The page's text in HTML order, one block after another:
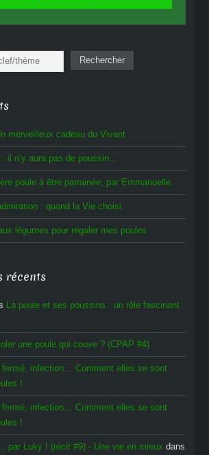
Rechercher
merveilleux cadeau du Vivant
il n’y aura pas de poussin…
poule à être parrainée, par Emmanuelle.
: quand la Vie choisi.
légumes pour régaler mes poules
récents
La poule et ses poussins : un rôle fascinant
une poule qui couve ? (CPAP #4)
infection… Comment elles se sont
!
infection… Comment elles se sont
!
par Luky ! (récit #9) - Une vie en mieux dans